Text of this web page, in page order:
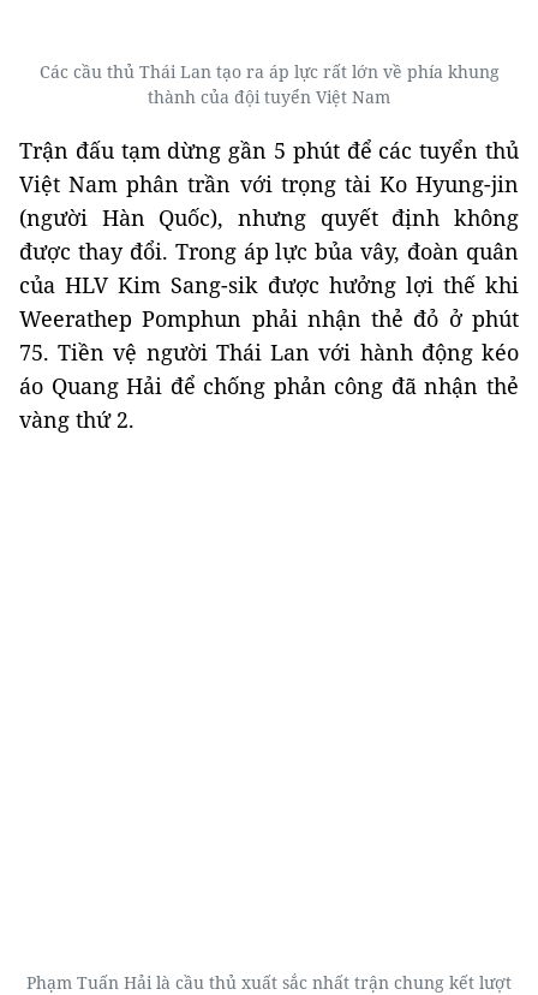
Các cầu thủ Thái Lan tạo ra áp lực rất lớn về phía khung
thành của đội tuyển Việt Nam
Trận đấu tạm dừng gần 5 phút để các tuyển thủ
Việt Nam phân trần với trọng tài Ko Hyung-jin
(người Hàn Quốc), nhưng quyết định không
được thay đổi. Trong áp lực bủa vây, đoàn quân
của HLV Kim Sang-sik được hưởng lợi thế khi
Weerathep Pomphun phải nhận thẻ đỏ ở phút
75. Tiền vệ người Thái Lan với hành động kéo
áo Quang Hải để chống phản công đã nhận thẻ
vàng thứ 2.
Phạm Tuấn Hải là cầu thủ xuất sắc nhất trận chung kết lượt